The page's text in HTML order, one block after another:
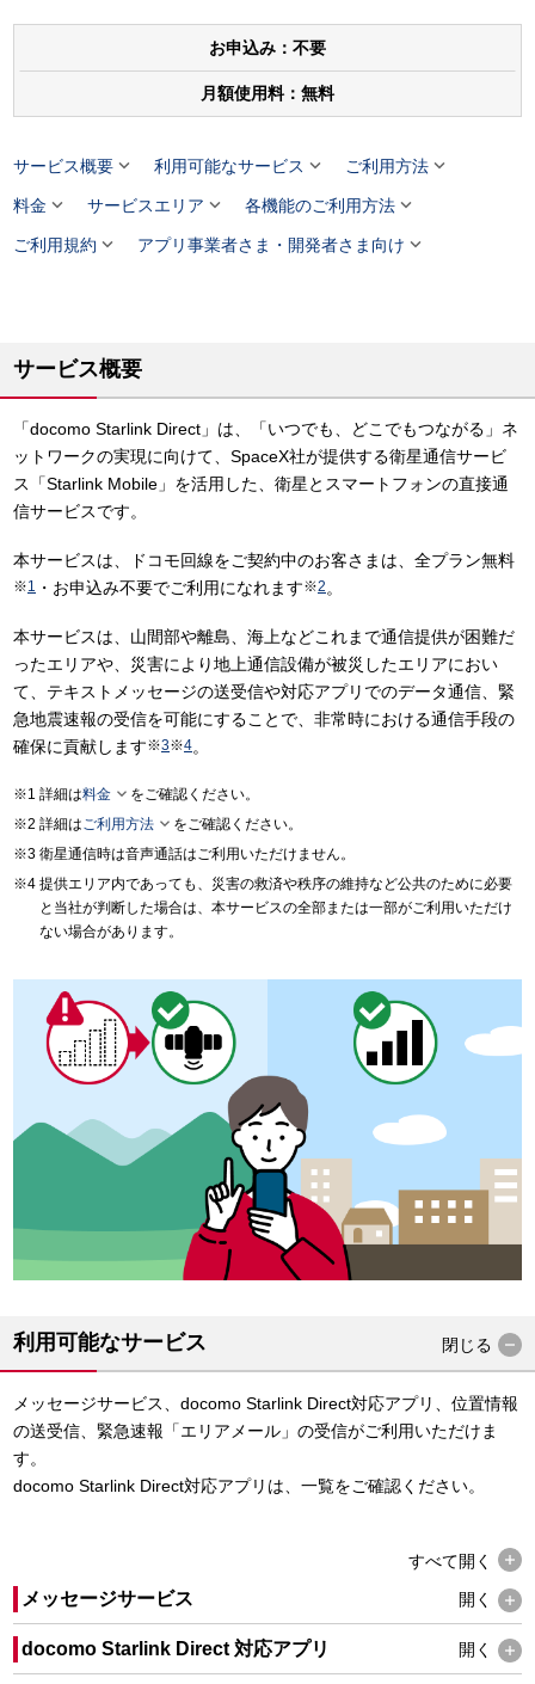
お申込み：不要
月額使用料：無料
サービス概要 利用可能なサービス  ご利用方法
料金  サービスエリア  各機能のご利用方法
ご利用規約  アプリ事業者さま・開発者さま向け 
サービス概要
「docomo Starlink Direct」は、「いつでも、どこでもつながる」ネ
ットワークの実現に向けて、SpaceX社が提供する衛星通信サービ
ス「Starlink Mobile」を活用した、衛星とスマートフォンの直接通
信サービスです。
本サービスは、ドコモ回線をご契約中のお客さまは、全プラン無料
※1 ・お申込み不要でご利用になれます※2 。
本サービスは、山間部や離島、海上などこれまで通信提供が困難だ
ったエリアや、災害により地上通信設備が被災したエリアにおい
て、テキストメッセージの送受信や対応アプリでのデータ通信、緊
急地震速報の受信を可能にすることで、非常時における通信手段の
確保に貢献します※3※4。
詳細は料金 をご確認ください。
詳細は ご利用方法 をご確認ください。
衛星通信時は音声通話はご利用いただけません。
提供エリア内であっても、災害の救済や秩序の維持など公共のために必要
と当社が判断した場合は、本サービスの全部または一部がご利用いただけ
ない場合があります。
利用可能なサービス 閉じる
メッセージサービス、docomo Starlink Direct対応アプリ、位置情報
の送受信、緊急速報「エリアメール」の受信がご利用いただけま
す。
docomo Starlink Direct対応アプリは、一覧をご確認ください。
すべて開く
メッセージサービス 開く
docomo Starlink Direct 対応アプリ 開く